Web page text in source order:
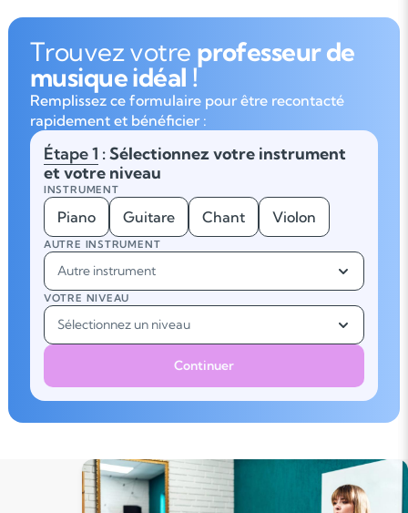
Trouvez votre professeur de
musique idéal !
Remplissez ce formulaire pour être recontacté
rapidement et bénéficier :
Étape 1 : Sélectionnez votre instrument
et votre niveau
INSTRUMENT
Piano Guitare Chant Violon
AUTRE INSTRUMENT
Autre instrument
VOTRE NIVEAU
Sélectionnez un niveau
Continuer